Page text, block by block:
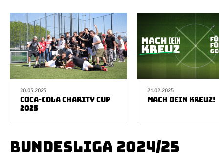
20.05.2025
COCA-COLA CHARITY CUP
2025
21.02.2025
MACH DEIN KREUZ!
BUNDESLIGA 2024/25